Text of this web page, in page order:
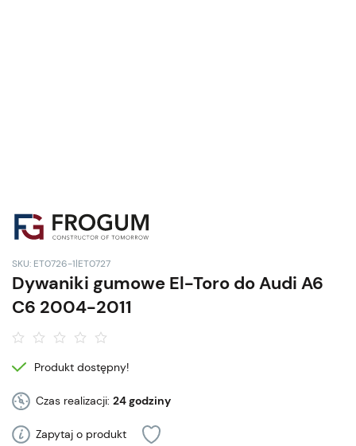
SKU: ET0726-1|ET0727
Dywaniki gumowe El-Toro do Audi A6
C6 2004-2011
Produkt dostępny!
Czas realizacji: 24 godziny
Zapytaj o produkt